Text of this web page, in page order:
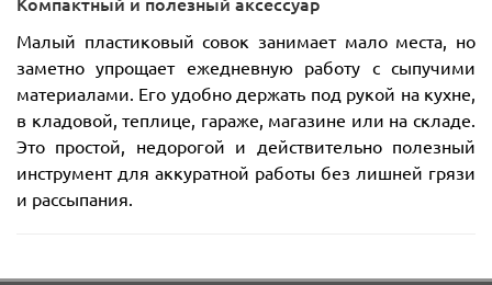
Малый пластиковый совок занимает мало места, но
заметно упрощает ежедневную работу с сыпучими
материалами. Его удобно держать под рукой на кухне,
в кладовой, теплице, гараже, магазине или на складе.
Это простой, недорогой и действительно полезный
инструмент для аккуратной работы без лишней грязи
и рассыпания.